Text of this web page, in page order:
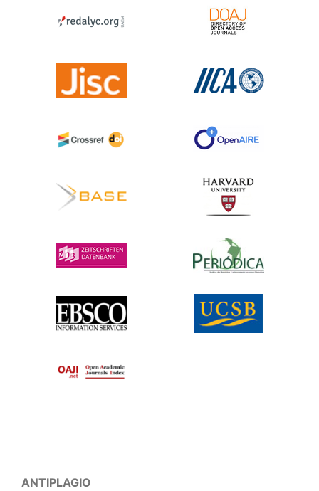
ANTIPLAGIO